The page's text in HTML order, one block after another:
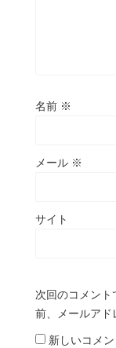
名前 ※
メール ※
サイト
次回のコメント
前、メールアド
新しいコメ